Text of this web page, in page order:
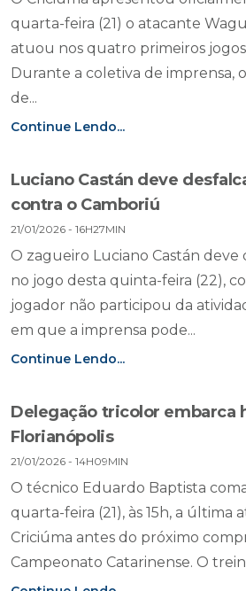
quarta-feira (21) o atacante
atuou nos quatro primeiros
Durante a coletiva de imprensa,
de...
Continue Lendo...
Luciano Castán deve
contra o Camboriú
21/01/2026 - 16H27MIN
O zagueiro Luciano Castán deve
no jogo desta quinta-feira (22),
jogador não participou da
em que a imprensa pode...
Continue Lendo...
Delegação tricolor embarca
Florianópolis
21/01/2026 - 14H09MIN
O técnico Eduardo Baptista
quarta-feira (21), às 15h, a última
Criciúma antes do próximo
Campeonato Catarinense. O